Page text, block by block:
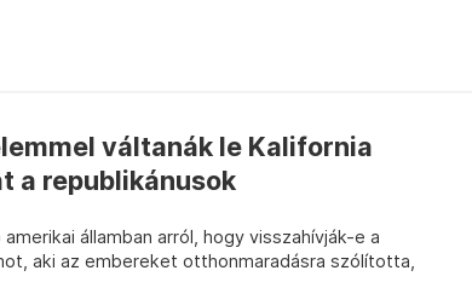
váltanák le Kalifornia
a republikánusok
államban arról, hogy visszahívják-e a
aki az embereket otthonmaradásra szólította,